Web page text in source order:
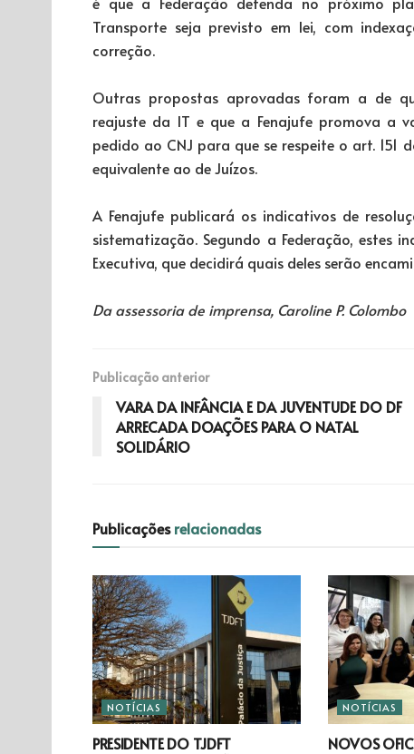
Transporte seja previsto em lei, com
correção.
Outras propostas aprovadas foram a de
reajuste da IT e que a Fenajufe promova a
pedido ao CNJ para que se respeite o art. 151
equivalente ao de Juízos.
A Fenajufe publicará os indicativos de
sistematização. Segundo a Federação, estes
Executiva, que decidirá quais deles serão
Da assessoria de imprensa, Caroline P. Colombo
Publicação anterior
VARA DA INFÂNCIA E DA JUVENTUDE DO DF
ARRECADA DOAÇÕES PARA O NATAL
SOLIDÁRIO
Publicaçõesrelacionadas
NOTÍCIAS
PRESIDENTE DO TJDFT
NOTÍCIAS
NOVOS